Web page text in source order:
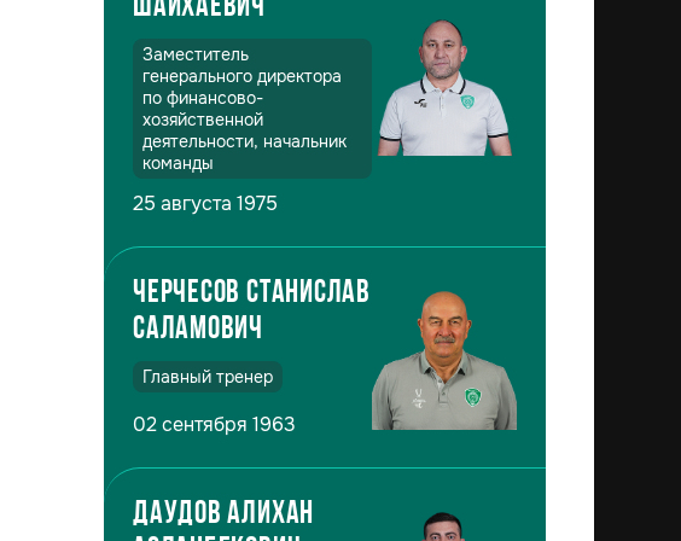
Шайхаевич
Заместитель
генерального директора
по финансово-
хозяйственной
деятельности, начальник
команды
25 августа 1975
Черчесов Станислав
Саламович
Главный тренер
02 сентября 1963
Даудов Алихан